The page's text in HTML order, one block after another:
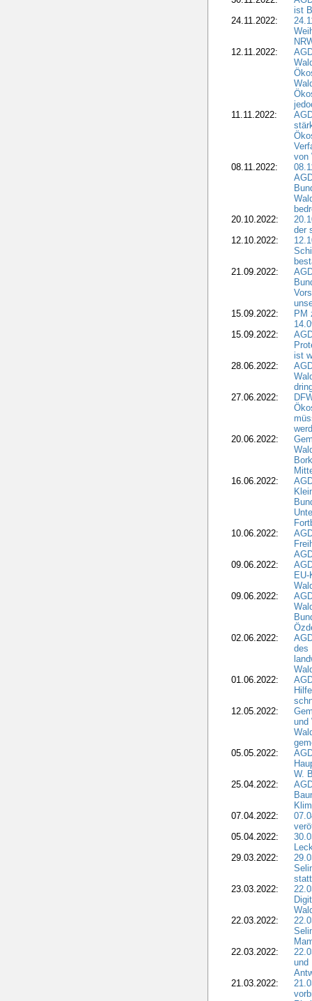
ist
24.11.2022:
12.11.2022:
11.11.2022:
von
08.11.2022:
20.10.2022:
der
12.10.2022:
21.09.2022:
15.09.2022:
PM
15.09.2022:
ist
28.06.2022:
27.06.2022:
20.06.2022:
16.06.2022:
10.06.2022:
09.06.2022:
09.06.2022:
02.06.2022:
des
01.06.2022:
12.05.2022:
und
05.05.2022:
W.
25.04.2022:
07.04.2022:
05.04.2022:
29.03.2022:
23.03.2022:
22.03.2022:
22.03.2022:
und
21.03.2022: